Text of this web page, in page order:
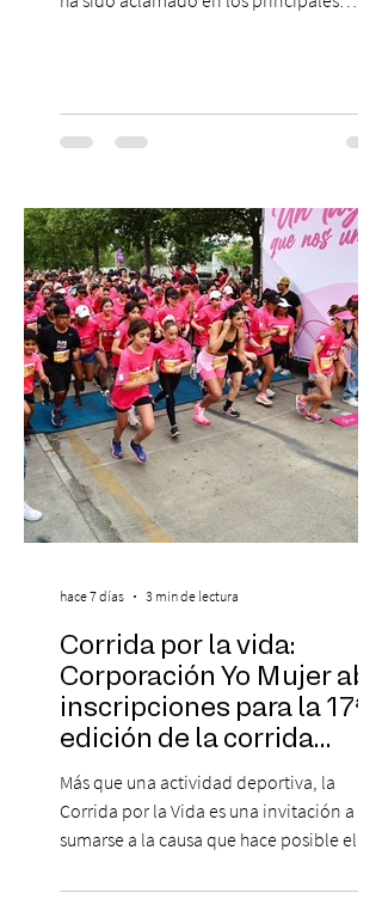
escenario del Teatro CA660 para
protagonizar una velada extraordinaria
Las Cuatro Estaciones de Antonio Vivaldi y
Las Cuatro Estaciones Porteñas de Astor
Piazzolla. Déja
Corrida por la vida:
Corporación Yo Mujer abre
inscripciones para la 17ª
edición de la corrida
solidaria
Más que una actividad deportiva, la
Corrida por la Vida es una invitación a
sumarse a la causa que hace posible el
desarrolla durante todo el año: brindar
hace 7 días 3 min de lectura